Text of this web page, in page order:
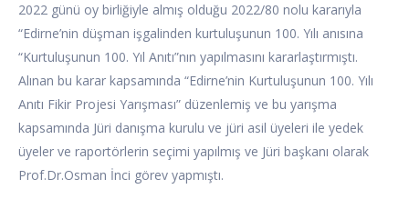
2022 günü oy birliğiyle almış olduğu 2022/80 nolu kararıyla
“Edirne’nin düşman işgalinden kurtuluşunun 100. Yılı anısına
“Kurtuluşunun 100. Yıl Anıtı”nın yapılmasını kararlaştırmıştı.
Alınan bu karar kapsamında “Edirne’nin Kurtuluşunun 100. Yılı
Anıtı Fikir Projesi Yarışması” düzenlemiş ve bu yarışma
kapsamında Jüri danışma kurulu ve jüri asil üyeleri ile yedek
üyeler ve raportörlerin seçimi yapılmış ve Jüri başkanı olarak
Prof.Dr.Osman İnci görev yapmıştı.